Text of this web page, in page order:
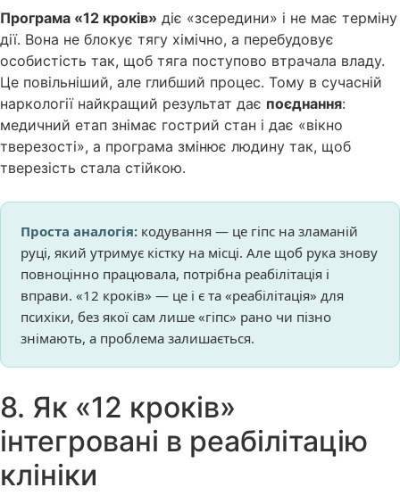
Програма «12 кроків» діє «зсередини» і не має терміну
дії. Вона не блокує тягу хімічно, а перебудовує
особистість так, щоб тяга поступово втрачала владу.
Це повільніший, але глибший процес. Тому в сучасній
наркології найкращий результат дає поєднання:
медичний етап знімає гострий стан і дає «вікно
тверезості», а програма змінює людину так, щоб
тверезість стала стійкою.
Проста аналогія: кодування — це гіпс на зламаній
руці, який утримує кістку на місці. Але щоб рука знову
повноцінно працювала, потрібна реабілітація і
вправи. «12 кроків» — це і є та «реабілітація» для
психіки, без якої сам лише «гіпс» рано чи пізно
знімають, а проблема залишається.
8. Як «12 кроків»
інтегровані в реабілітацію
клініки